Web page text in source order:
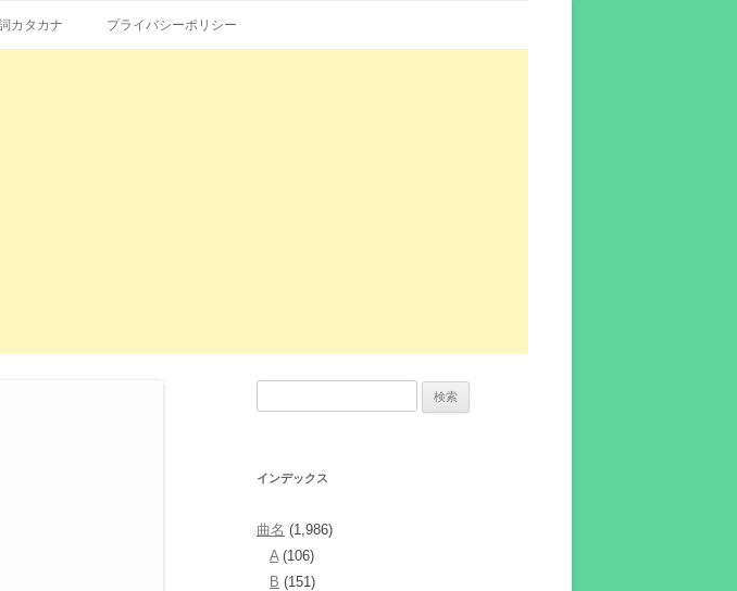
読み方
ン
ン
カタカナ プライバシーポリシー
インデックス
曲名 (1,986)
A(106)
B (151)